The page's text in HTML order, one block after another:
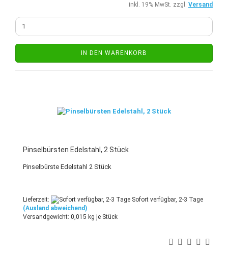
inkl. 19% MwSt. zzgl. Versand
IN DEN WARENKORB
Pinselbürsten Edelstahl, 2 Stück
Pinselbürste Edelstahl 2 Stück
Lieferzeit:
Sofort verfügbar, 2-3 Tage
(Ausland abweichend)
Versandgewicht: 0,015 kg je Stück